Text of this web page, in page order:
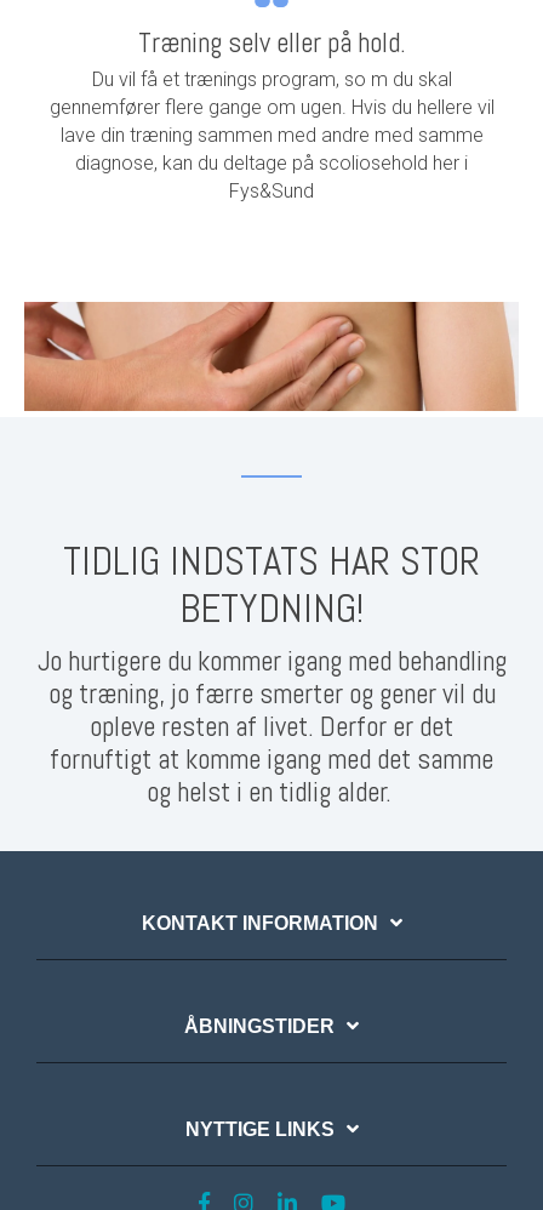
Træning selv eller på hold.
Du vil få et trænings program, so m du skal
gennemfører flere gange om ugen. Hvis du hellere vil
lave din træning sammen med andre med samme
diagnose, kan du deltage på scoliosehold her i
Fys&Sund
TIDLIG INDSTATS HAR STOR
BETYDNING!
Jo hurtigere du kommer igang med behandling
og træning, jo færre smerter og gener vil du
opleve resten af livet. Derfor er det
fornuftigt at komme igang med det samme
og helst i en tidlig alder.
KONTAKT INFORMATION
ÅBNINGSTIDER
NYTTIGE LINKS